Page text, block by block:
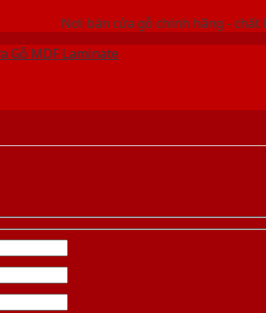
Nơi bán cửa gỗ chính hãng -
Gỗ MDF Laminate